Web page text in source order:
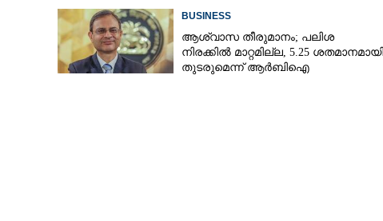
BUSINESS
ആശ്വാസ തീരുമാനം; പലിശ
നിരക്കിൽ മാറ്റമില്ല, 5.25 ശതമാനമായി
തുടരുമെന്ന് ആർബിഐ